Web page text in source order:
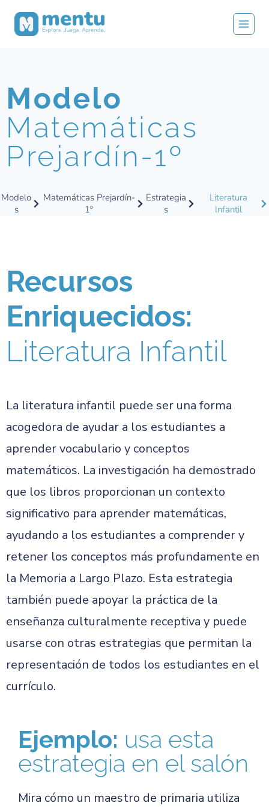
Modelo
Matemáticas
Prejardín-1º
Modelo
s
Matemáticas Prejardín-
1º
Estrategia
s
Literatura
Infantil
Recursos
Enriquecidos:
Literatura Infantil
La literatura infantil puede ser una forma
acogedora de ayudar a los estudiantes a
aprender vocabulario y conceptos
matemáticos. La investigación ha demostrado
que los libros proporcionan un contexto
significativo para aprender matemáticas,
ayudando a los estudiantes a comprender y
retener los conceptos más profundamente en
la Memoria a Largo Plazo. Esta estrategia
también puede apoyar la práctica de la
enseñanza culturalmente receptiva y puede
usarse con otras estrategias que permitan la
representación de todos los estudiantes en el
currículo.
Ejemplo: usa esta
estrategia en el salón
Mira cómo un maestro de primaria utiliza